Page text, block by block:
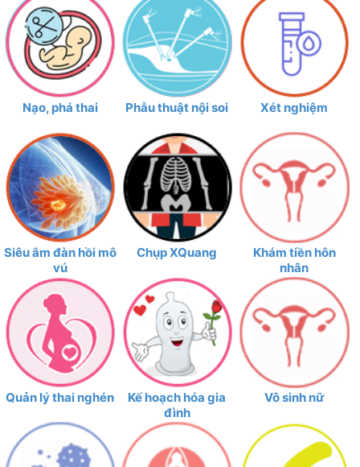
Nạo, phá thai Phẫu thuật nội soi Xét nghiệm
Siêu âm đàn hồi mô
vú
Chụp XQuang
Khám tiền hôn
nhân
Quản lý thai nghén
Kế hoạch hóa gia
đình
Vô sinh nữ